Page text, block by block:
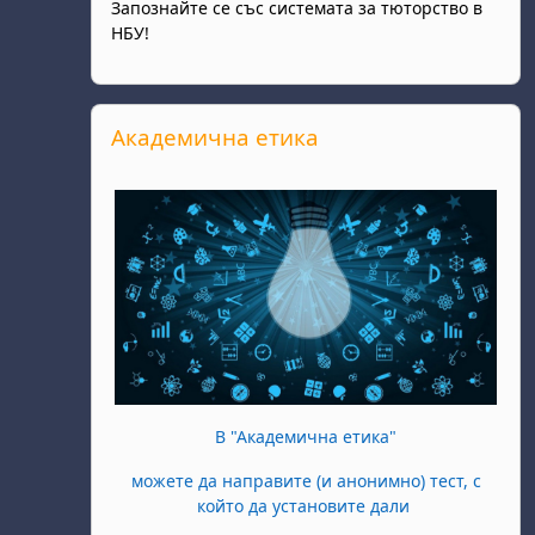
Запознайте се със системата за тюторство в
НБУ!
Passer Академична етика
Академична етика
В "Академична етика"
можете да направите (и анонимно) тест, с
който да установите дали